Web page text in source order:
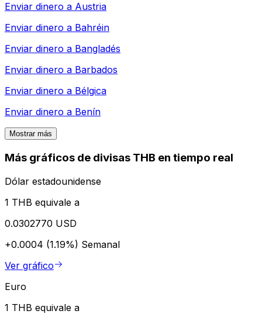
Enviar dinero a Austria
Enviar dinero a Bahréin
Enviar dinero a Bangladés
Enviar dinero a Barbados
Enviar dinero a Bélgica
Enviar dinero a Benín
Mostrar más
Más gráficos de divisas THB en tiempo real
Dólar estadounidense
1 THB equivale a
0.0302770 USD
+0.0004 (1.19%) Semanal
Ver gráfico
Euro
1 THB equivale a